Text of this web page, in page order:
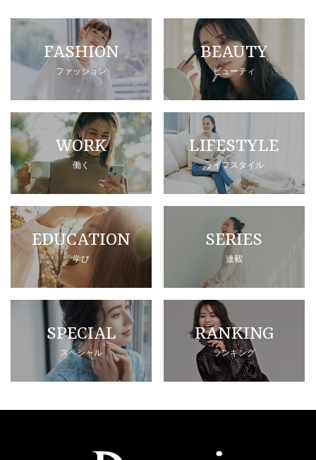
FASHION
ファッション
BEAUTY
ビューティ
WORK
働く
LIFESTYLE
ライフスタイル
EDUCATION
学び
SERIES
連載
SPECIAL
スペシャル
RANKING
ランキング